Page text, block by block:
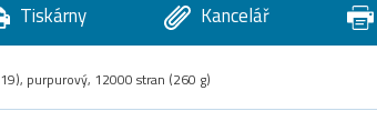
Tiskárny Kancelář
purpurový, 12000 stran (260 g)